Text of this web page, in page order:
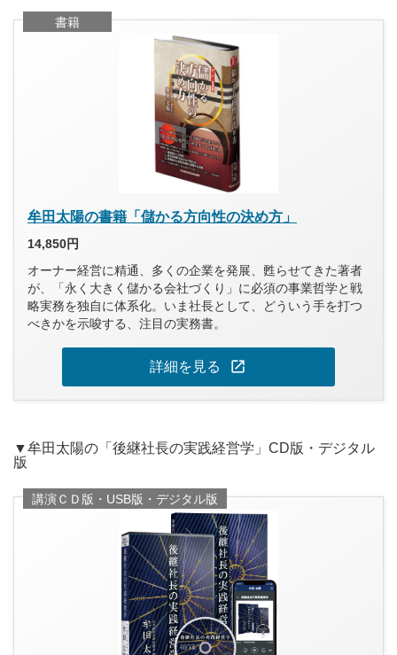
書籍
牟田太陽の書籍「儲かる方向性の決め方」
14,850円
オーナー経営に精通、多くの企業を発展、甦らせてきた著者
が、「永く大きく儲かる会社づくり」に必須の事業哲学と戦
略実務を独自に体系化。いま社長として、どういう手を打つ
べきかを示唆する、注目の実務書。
詳細を見る open_in_new
▼牟田太陽の「後継社長の実践経営学」CD版・デジタル
版
講演ＣＤ版・USB版・デジタル版